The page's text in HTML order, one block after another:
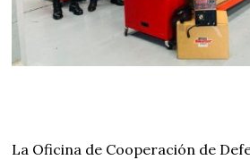
La Oficina de Cooperación de